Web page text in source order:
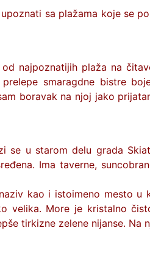
sa plažama koje se
najpoznatijih plaža na
smaragdne bistre
boravak na njoj jako
se u starom delu grada
Ima taverne,
kao i istoimeno mesto
velika. More je kristalno
tirkizne zelene nijanse. Na